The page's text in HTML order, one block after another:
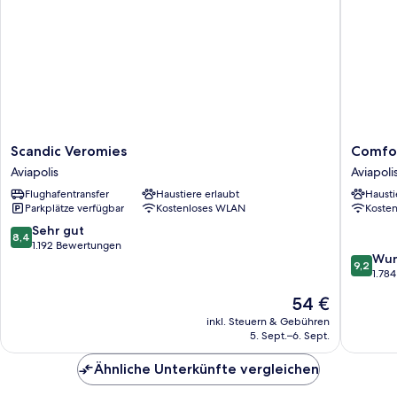
Scandic
Veromies
Aviapolis
Scandic Veromies
Aviapolis
Flughafentransfer
Haustiere erlaubt
Parkplätze verfügbar
Kostenloses WLAN
8.4
von
8,4 Sehr gut
1.192 Bewertungen
Der
Preis
beträgt
54 €
inkl. Steuern & Gebühren
5. Sept.–6. Sept.
Comfort
Hotel
Helsinki
Airport
Aviapolis
9.2
von
9,2
Ähnliche Unterkünfte vergleichen